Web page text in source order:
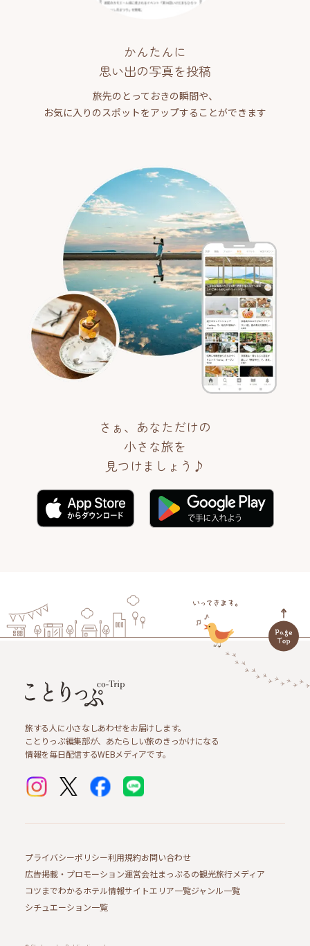
かんたんに
思い出の写真を投稿
旅先のとっておきの瞬間や、
お気に入りのスポットをアップすることができます
さぁ、あなただけの
小さな旅を
見つけましょう♪
旅する人に小さなしあわせをお届けします。
ことりっぷ編集部が、あたらしい旅のきっかけになる
情報を毎日配信するWEBメディアです。
プライバシーポリシー利用規約お問い合わせ
広告掲載・プロモーション運営会社まっぷるの観光旅行メディア
コツまでわかるホテル情報サイトエリア一覧ジャンル一覧
シチュエーション一覧